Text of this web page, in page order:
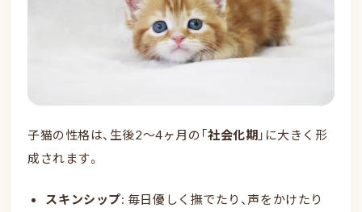
子猫の性格は、生後2〜4ヶ月の「社会化期」に大きく形
成されます。
スキンシップ: 毎日優しく撫でたり、声をかけたり